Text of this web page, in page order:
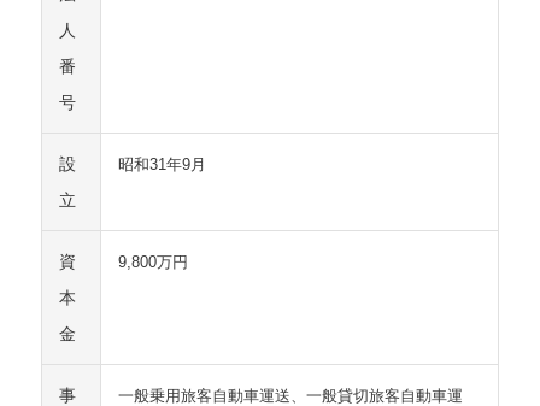
人
番
号
設
立
昭和31年9月
資
本
金
9,800万円
事
一般乗用旅客自動車運送、一般貸切旅客自動車運